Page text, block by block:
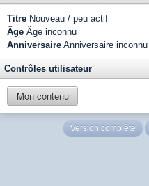
Titre Nouveau / peu actif
Âge Âge inconnu
Anniversaire Anniversaire inconnu
Contrôles utilisateur
Mon contenu
Version complète